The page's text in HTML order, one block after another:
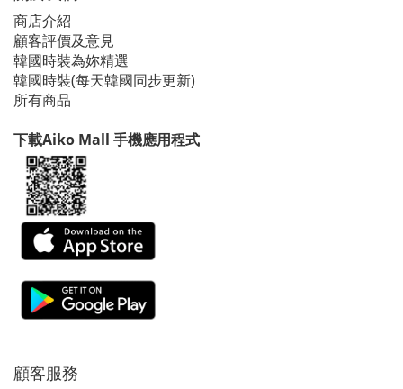
商店介紹
顧客評價及意見
韓國時裝為妳精選
韓國時裝(每天韓國同步更新)
所有商品
下載Aiko Mall 手機應用程式
顧客服務